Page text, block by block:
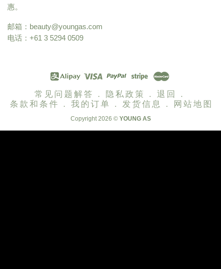
惠。
邮箱： beauty@youngas.com
电话：+61 3 5294 0509
常见问题解答 . 隐私政策 .
退回 .
条款和条件 .
我的订单 . 发货信息 . 网站地图
Copyright 2026 © YOUNG AS